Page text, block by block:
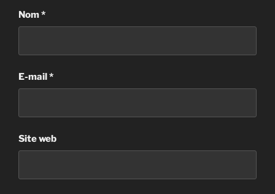
Nom*
E-mail*
Site web